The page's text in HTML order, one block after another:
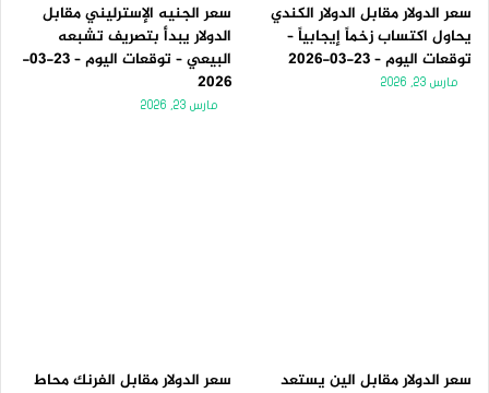
سعر الدولار مقابل الدولار الكندي
يحاول اكتساب زخماً إيجابياً –
توقعات اليوم – 23-03-2026
مارس 23, 2026
سعر الجنيه الإسترليني مقابل
الدولار يبدأ بتصريف تشبعه
البيعي – توقعات اليوم – 23-03-
2026
مارس 23, 2026
سعر الدولار مقابل الين يستعد
سعر الدولار مقابل الفرنك محاط